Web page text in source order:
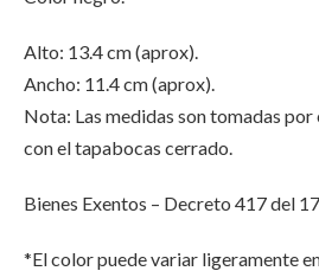
Alto: 13.4 cm (aprox).
Ancho: 11.4 cm (aprox).
Nota: Las medidas son tomadas
con el tapabocas cerrado.
Bienes Exentos – Decreto 417 del
*El color puede variar ligeramente